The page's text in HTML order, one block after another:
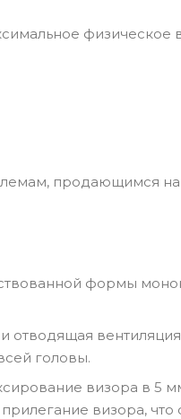
физическое
продающимся
формы
отводящая
головы.
визора в 5
визора,